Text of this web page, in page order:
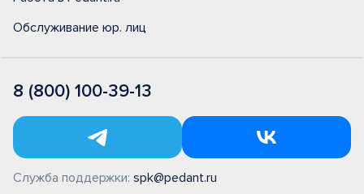
Обслуживание юр. лиц
8 (800) 100-39-13
Служба поддержки: spk@pedant.ru